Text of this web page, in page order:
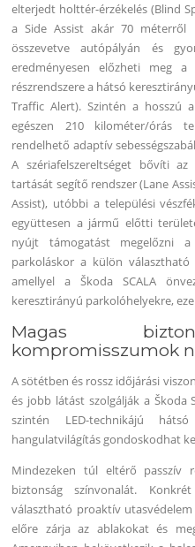
elterjedt holttér-érzékelés (Blind
a Side Assist akár 70 méterről
összevetve autópályán és
eredményesen előzheti meg a
részrendszere a hátsó
Traffic Alert). Szintén a hosszú
egészen 210 kilométer/órás
rendelhető adaptív
A szériafelszereltséget bővíti
tartását segítő rendszer (Lane
Assist), utóbbi a települési
együttesen a jármű előtti
nyújt támogatást megelőzni a
parkoláskor a külön választható
amellyel a Škoda SCALA
keresztirányú parkolóhelyekre,
Magas
kompromisszumok
A sötétben és rossz időjárási
és jobb látást szolgálják a Škoda
szintén LED-technikájú
hangulatvilágítás gondoskodhat
Mindezeken túl eltérő passzív
biztonság színvonalát.
választható proaktív
előre zárja az ablakokat és